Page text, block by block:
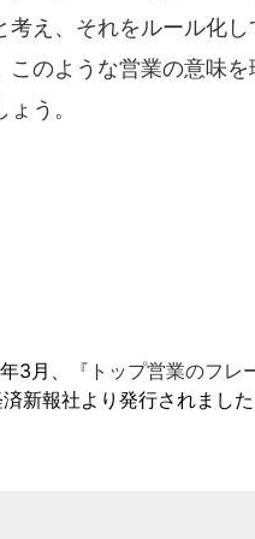
考え、それをルール化
このような営業の意味
ょう。
3月、 『トップ営業のフ
新報社より発行されました